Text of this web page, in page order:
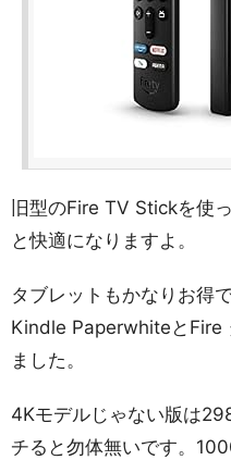
旧型のFire TV Stickを使
と快適になりますよ。
タブレットもかなりお得
Kindle PaperwhiteとFire
ました。
4Kモデルじゃない版は
チると勿体無いです。